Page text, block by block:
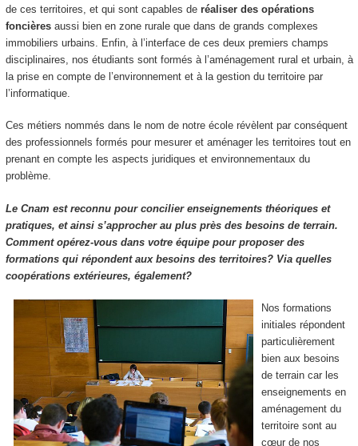
de ces territoires, et qui sont capables deréaliser des opérations
foncièresaussi bien en zone rurale que dans de grands complexes
immobiliers urbains. Enfin, à l’interface de ces deux premiers champs
disciplinaires, nos étudiants sont formés à l’aménagement rural et urbain, à
la prise en compte de l’environnement et à la gestion du territoire par
l’informatique.
Ces métiers nommés dans le nom de notre école révèlent par conséquent
des professionnels formés pour mesurer et aménager les territoires tout en
prenant en compte les aspects juridiques et environnementaux du
problème.
Le Cnam est reconnu pour concilier enseignements théoriques et
pratiques, et ainsi s’approcher au plus près des besoins de terrain.
Comment opérez-vous dans votre équipe pour proposer des
formations qui répondent aux besoins des territoires? Via quelles
coopérations extérieures, également?
Nos formations
initiales répondent
particulièrement
bien aux besoins
de terrain car les
enseignements en
aménagement du
territoire sont au
cœur de nos